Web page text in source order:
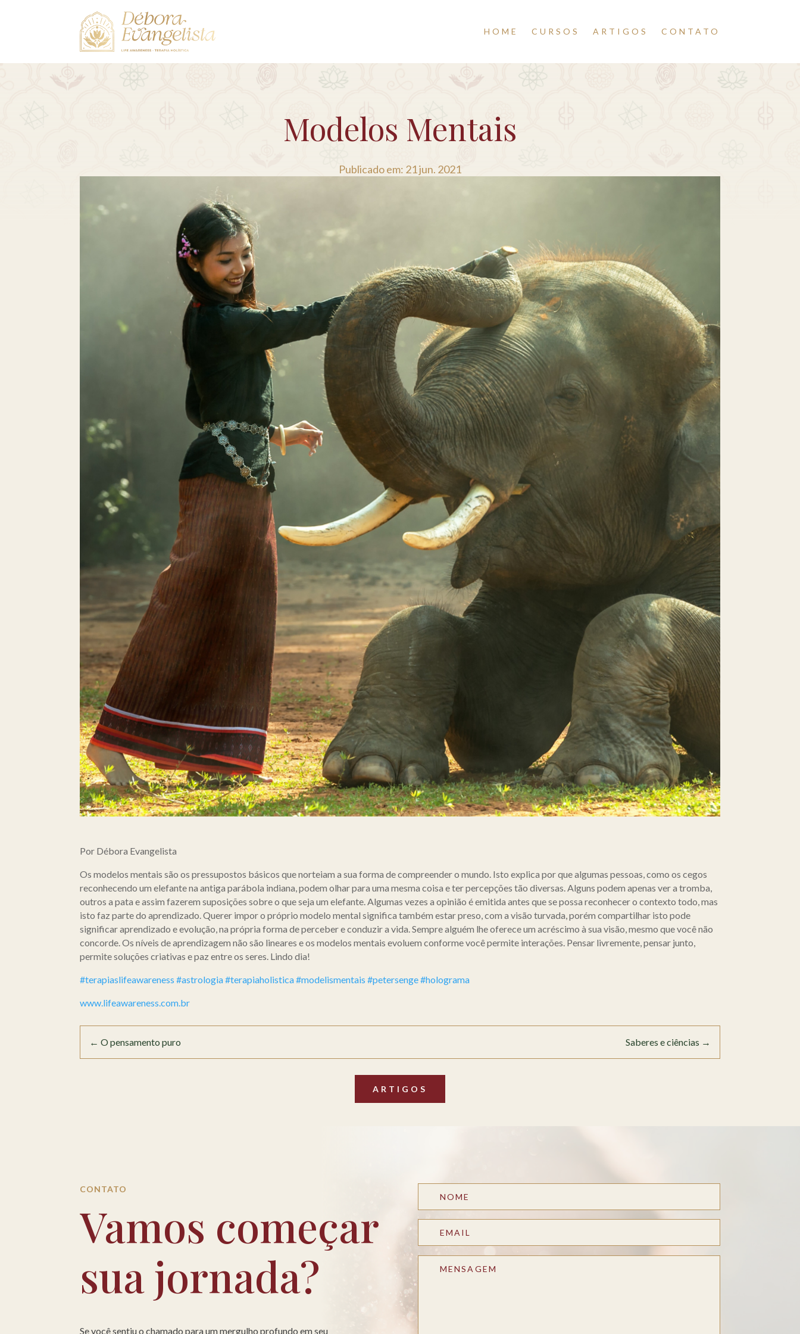
HOME CURSOS ARTIGOS CONTATO
Modelos Mentais
Publicado em: 21 jun. 2021
Por Débora Evangelista
Os modelos mentais são os pressupostos básicos que norteiam a sua forma de compreender o mundo. Isto explica por que algumas pessoas, como os cegos
reconhecendo um elefante na antiga parábola indiana, podem olhar para uma mesma coisa e ter percepções tão diversas. Alguns podem apenas ver a tromba,
outros a pata e assim fazerem suposições sobre o que seja um elefante. Algumas vezes a opinião é emitida antes que se possa reconhecer o contexto todo, mas
isto faz parte do aprendizado. Querer impor o próprio modelo mental significa também estar preso, com a visão turvada, porém compartilhar isto pode
significar aprendizado e evolução, na própria forma de perceber e conduzir a vida. Sempre alguém lhe oferece um acréscimo à sua visão, mesmo que você não
concorde. Os níveis de aprendizagem não são lineares e os modelos mentais evoluem conforme você permite interações. Pensar livremente, pensar junto,
permite soluções criativas e paz entre os seres. Lindo dia!
#terapiaslifeawareness #astrologia#terapiaholistica#modelismentais #petersenge#holograma
www.lifeawareness.com.br
←O pensamento puro Saberes e ciências →
ARTIGOS
CONTATO
Vamos começar
sua jornada?
Se você sentiu o chamado para um mergulho profundo em seu